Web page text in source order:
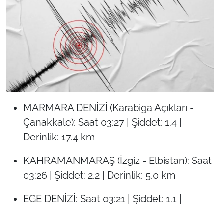
MARMARA DENİZİ (Karabiga Açıkları -
Çanakkale): Saat 03:27 | Şiddet: 1.4 |
Derinlik: 17.4 km
KAHRAMANMARAŞ (İzgiz - Elbistan): Saat
03:26 | Şiddet: 2.2 | Derinlik: 5.0 km
EGE DENİZİ: Saat 03:21 | Şiddet: 1.1 |